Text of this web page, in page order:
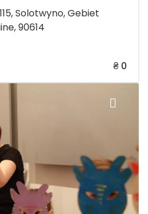
Solotwyno, Gebiet
90614
₴ 0